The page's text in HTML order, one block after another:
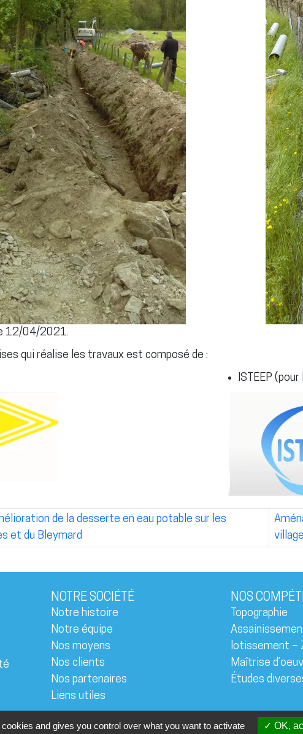
12/04/2021.
qui réalise les travaux est composé de :
ISTEEP
de la desserte en eau potable sur les
et du Bleymard
NOTRE SOCIÉTÉ
Notre histoire
Notre équipe
Nos moyens
Nos clients
Nos partenaires
Liens utiles
NOS
Topographie
lotissement –
Maîtrise
Études
droits réservés © 2014 - 2026 - Amat Bureau d’Etudes en Lozère |
and gives you control over what you want to activate OK,